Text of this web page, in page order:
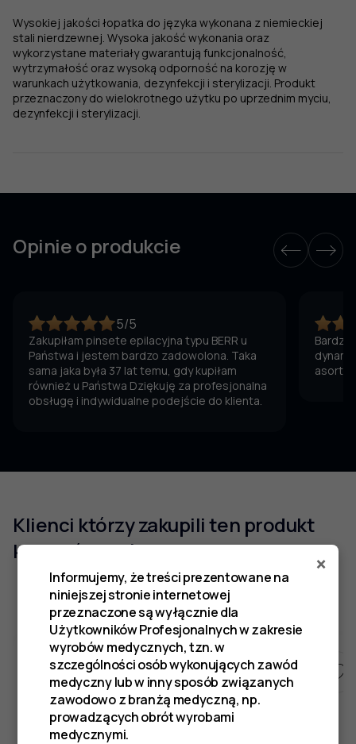
Wysokiej jakości łopatka do języka wykonana z niemieckiej
stali nierdzewnej. Wysoka jakość wykonania oraz
wykorzystane materiały gwarantują funkcjonalność,
wytrzymałość oraz wysoką odporność na korozję w
warunkach użytkowania, dezynfekcji i sterylizacji. Produkt
przeznaczony do wielokrotnego użytku po uprzednim myciu,
dezynfekcji i sterylizacji.
Opinie o produkcie
5/5
Zakupiłam pinsete epilacyjna typu BERR u
Państwa i jestem bardzo zadowolona. Taka
sama jaka była 37 lat temu, gdy kupiłam
również u Państwa Dziękuję za profesjonalna
obsługę i indywidualne podejście do klienta.
Bardzo
Klienci którzy zakupili ten produkt
kupili również
×
Informujemy, że treści prezentowane na
niniejszej stronie internetowej
przeznaczone są wyłącznie dla
Użytkowników Profesjonalnych w zakresie
wyrobów medycznych, tzn. w
szczególności osób wykonujących zawód
medyczny lub w inny sposób związanych
zawodowo z branżą medyczną, np.
prowadzących obrót wyrobami
medycznymi.